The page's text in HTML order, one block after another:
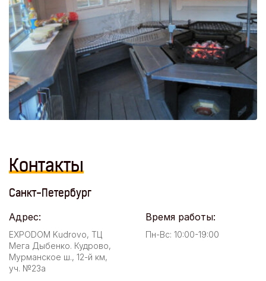
Контакты
Санкт-Петербург
Адрес:
EXPODOM Kudrovo, ТЦ
Мега Дыбенко. Кудрово,
Мурманское ш., 12-й км,
уч. №23а
Время работы:
Пн-Вс: 10:00-19:00